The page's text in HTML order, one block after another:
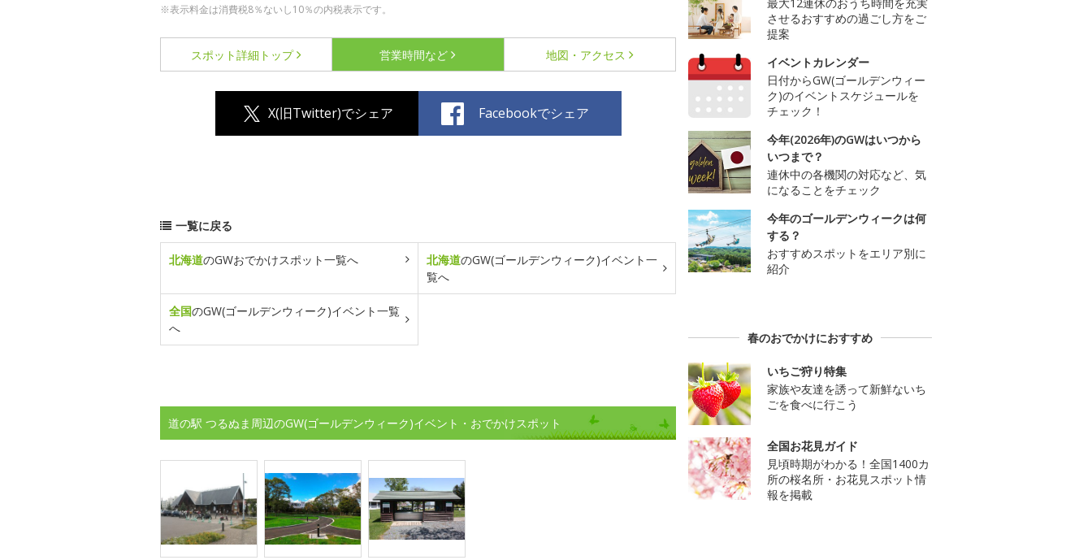
※表示料金は消費税8％ないし10％の内税表示です。
スポット詳細 トップ 営業時間など 地図・アクセス
X(旧Twitter)でシェア Facebookでシェア
一覧に戻る
北海道のGWおでかけスポット一覧へ 北海道のGW(ゴールデンウィーク)イベント一
覧へ
全国のGW(ゴールデンウィーク)イベント一覧
へ
道の駅 つるぬま周辺のGW(ゴールデンウィーク)イベント・おでかけスポット
させるおすすめの過ごし方をご
提案
イベントカレンダー
日付からGW(ゴールデンウィー
ク)のイベントスケジュールを
チェック！
今年(2026年)のGWはいつから
いつまで？
連休中の各機関の対応など、気
になることをチェック
今年のゴールデンウィークは何
する？
おすすめスポットをエリア別に
紹介
春のおでかけにおすすめ
いちご狩り特集
家族や友達を誘って新鮮ないち
ごを食べに行こう
全国お花見ガイド
見頃時期がわかる！全国1400カ
所の桜名所・お花見スポット情
報を掲載